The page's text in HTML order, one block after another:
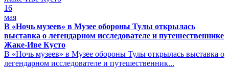
16
мая
В «Ночь музеев» в Музее обороны Тулы открылась
выставка о легендарном исследователе и путешественнике
Жаке-Иве Кусто
В «Ночь музеев» в Музее обороны Тулы открылась выставка о
легендарном исследователе и путешественник...